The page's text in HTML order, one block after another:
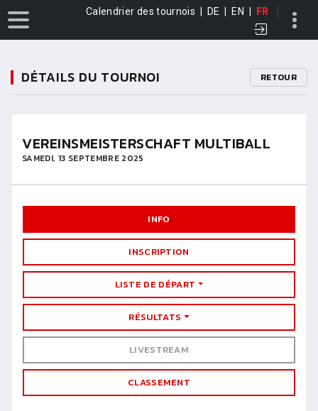
Calendrier des tournois DE EN FR
DÉTAILS DU TOURNOI RETOUR
VEREINSMEISTERSCHAFT MULTIBALL
SAMEDI, 13 SEPTEMBRE 2025
INFO
INSCRIPTION
LISTE DE DÉPART
RÉSULTATS
LIVESTREAM
CLASSEMENT